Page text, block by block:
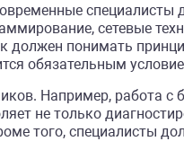
специалисты
сетевые
понимать
обязательным
Например, работа
не только
того, специалисты